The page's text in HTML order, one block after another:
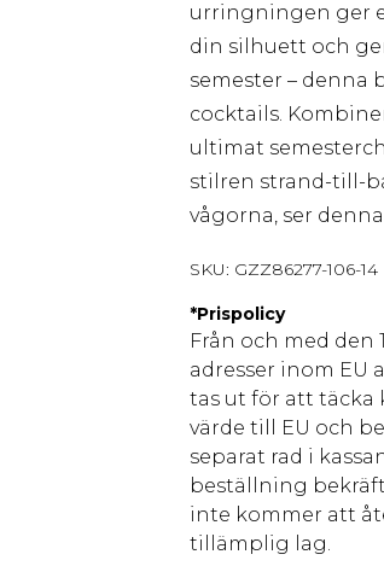
urringningen ger
din silhuett och
semester – denna
cocktails.
ultimat
stilren strand-till-
vågorna, ser
SKU: GZZ86277-106-14
*Prispolicy
Från och med den
adresser inom EU
tas ut för att täcka
värde till EU och
separat rad i
beställning
inte kommer att
tillämplig lag.